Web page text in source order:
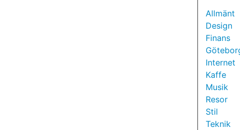
Allmänt
Design
Finans
Internet
Kaffe
Musik
Resor
Stil
Teknik